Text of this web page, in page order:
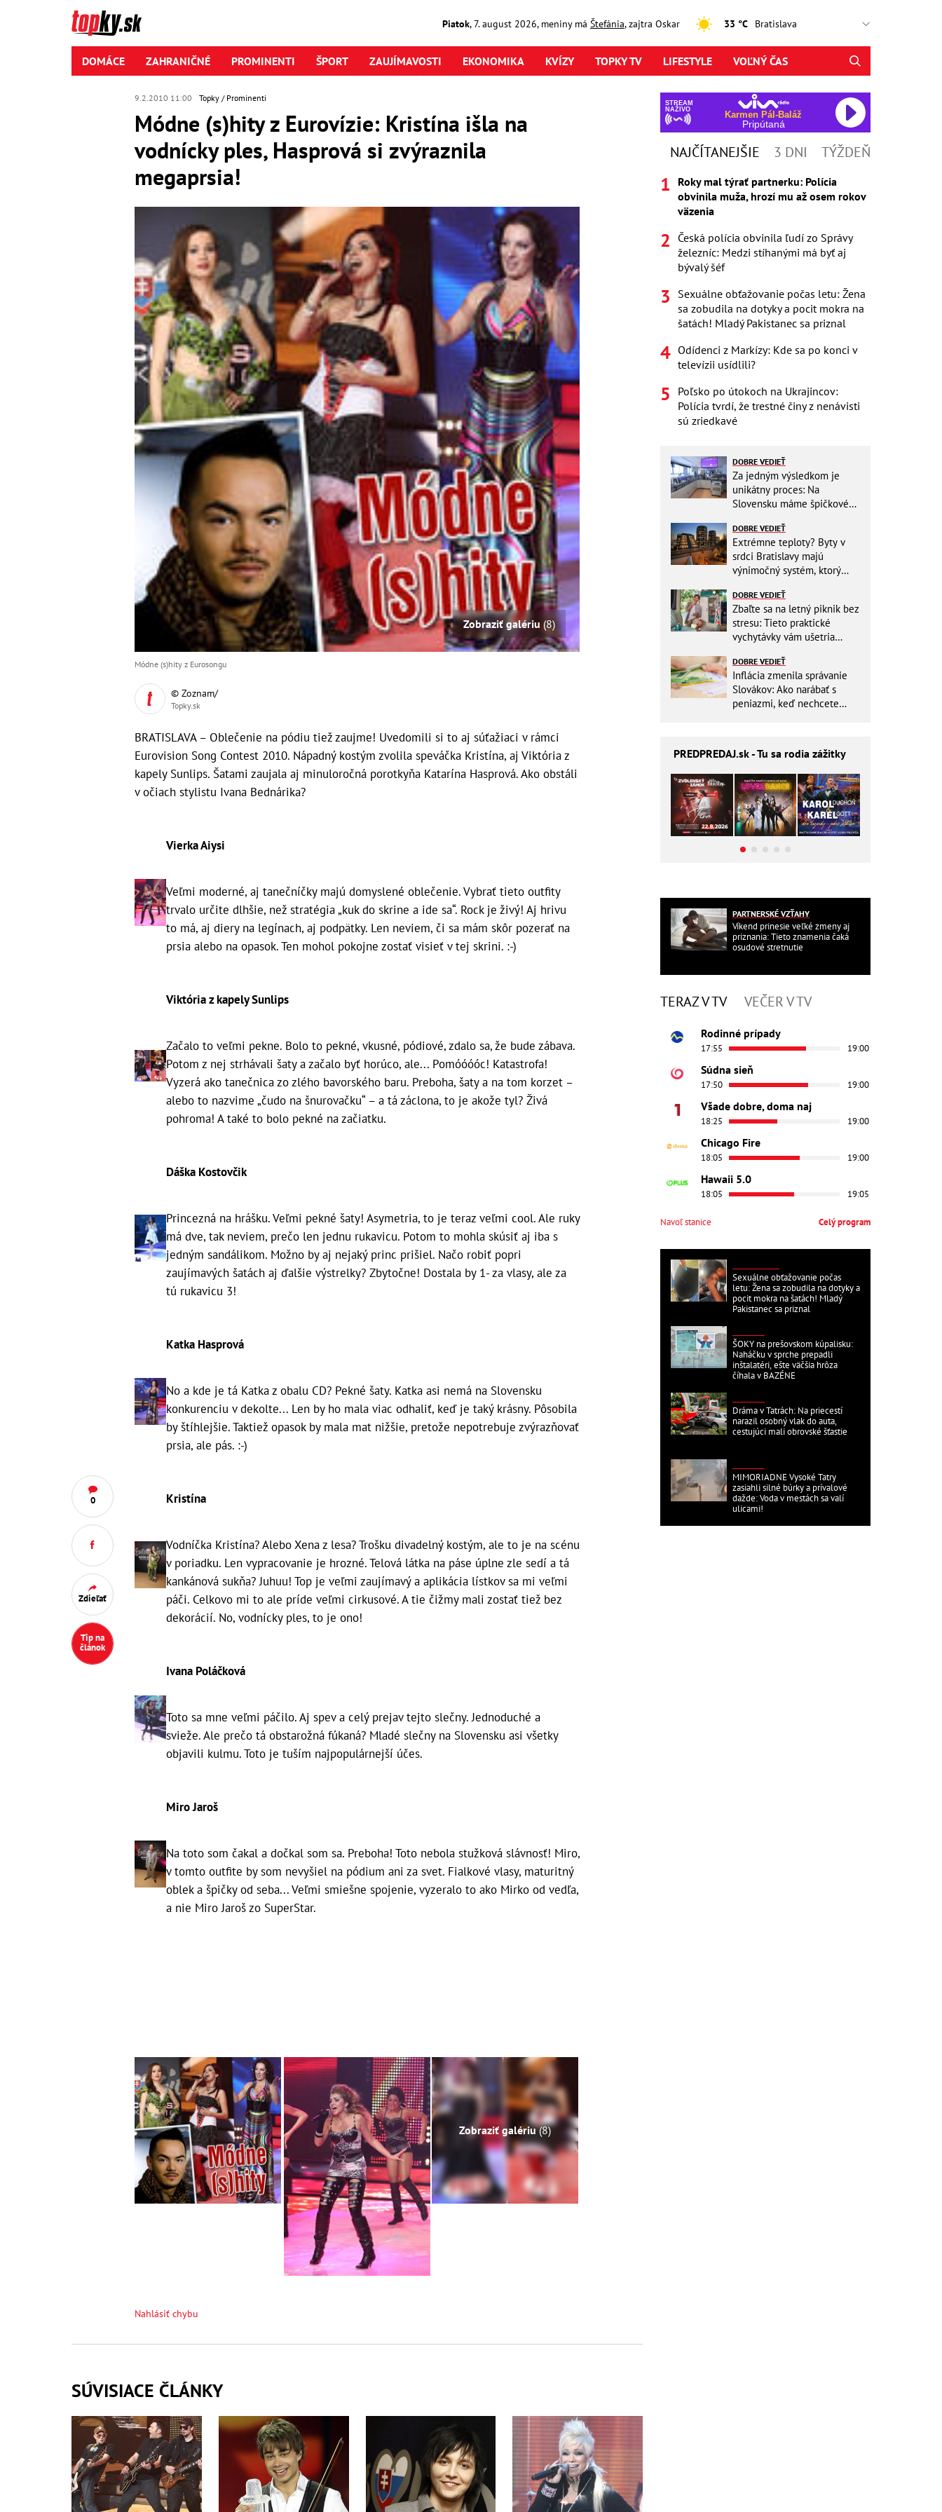
Piatok,7. august2026, meniny má Štefánia, zajtra Oskar 33 °C
DOMÁCE ZAHRANIČNÉ PROMINENTI ŠPORT ZAUJÍMAVOSTI EKONOMIKA KVÍZY TOPKY TV LIFESTYLE VOĽNÝ ČAS
9.2.2010 11:00 Topky Prominenti
Módne (s)hity z Eurovízie: Kristína išla na
vodnícky ples, Hasprová si zvýraznila
megaprsia!
0
Zdieľať
Tip na
článok
Zobraziť galériu (8)
Módne (s)hity z Eurosongu
© Zoznam/
Topky.sk
BRATISLAVA – Oblečenie na pódiu tiež zaujme! Uvedomili si to aj súťažiaci v rámci
Eurovision Song Contest 2010. Nápadný kostým zvolila speváčka Kristína, aj Viktória z
kapely Sunlips. Šatami zaujala aj minuloročná porotkyňa Katarína Hasprová. Ako obstáli
v očiach stylistu Ivana Bednárika?
Vierka Aiysi
Veľmi moderné, aj tanečníčky majú domyslené oblečenie. Vybrať tieto outfity
trvalo určite dlhšie, než stratégia „kuk do skrine a ide sa“. Rock je živý! Aj hrivu
to má, aj diery na legínach, aj podpätky. Len neviem, či sa mám skôr pozerať na
prsia alebo na opasok. Ten mohol pokojne zostať visieť v tej skrini. :-)
Viktória z kapely Sunlips
Začalo to veľmi pekne. Bolo to pekné, vkusné, pódiové, zdalo sa, že bude zábava.
Potom z nej strhávali šaty a začalo byť horúco, ale... Pomóóóóc! Katastrofa!
Vyzerá ako tanečnica zo zlého bavorského baru. Preboha, šaty a na tom korzet –
alebo to nazvime „čudo na šnurovačku“ – a tá záclona, to je akože tyl? Živá
pohroma! A také to bolo pekné na začiatku.
Dáška Kostovčik
Princezná na hrášku. Veľmi pekné šaty! Asymetria, to je teraz veľmi cool. Ale ruky
má dve, tak neviem, prečo len jednu rukavicu. Potom to mohla skúsiť aj iba s
jedným sandálikom. Možno by aj nejaký princ prišiel. Načo robiť popri
zaujímavých šatách aj ďalšie výstrelky? Zbytočne! Dostala by 1- za vlasy, ale za
tú rukavicu 3!
Katka Hasprová
No a kde je tá Katka z obalu CD? Pekné šaty. Katka asi nemá na Slovensku
konkurenciu v dekolte... Len by ho mala viac odhaliť, keď je taký krásny. Pôsobila
by štíhlejšie. Taktiež opasok by mala mat nižšie, pretože nepotrebuje zvýrazňovať
prsia, ale pás. :-)
Kristína
Vodníčka Kristína? Alebo Xena z lesa? Trošku divadelný kostým, ale to je na scénu
v poriadku. Len vypracovanie je hrozné. Telová látka na páse úplne zle sedí a tá
kankánová sukňa? Juhuu! Top je veľmi zaujímavý a aplikácia lístkov sa mi veľmi
páči. Celkovo mi to ale príde veľmi cirkusové. A tie čižmy mali zostať tiež bez
dekorácií. No, vodnícky ples, to je ono!
Ivana Poláčková
Toto sa mne veľmi páčilo. Aj spev a celý prejav tejto slečny. Jednoduché a
svieže. Ale prečo tá obstarožná fúkaná? Mladé slečny na Slovensku asi všetky
objavili kulmu. Toto je tuším najpopulárnejší účes.
Miro Jaroš
Na toto som čakal a dočkal som sa. Preboha! Toto nebola stužková slávnosť! Miro,
v tomto outfite by som nevyšiel na pódium ani za svet. Fialkové vlasy, maturitný
oblek a špičky od seba... Veľmi smiešne spojenie, vyzeralo to ako Mirko od vedľa,
a nie Miro Jaroš zo SuperStar.
Zobraziť galériu(8)
Nahlásiť chybu
SÚVISIACE ČLÁNKY
STREAM
NAŽIVO
Karmen Pál-Baláž
Pripútaná
NAJČÍTANEJŠIE 3 DNI TÝŽDEŇ
Roky mal týrať partnerku: Polícia
obvinila muža, hrozí mu až osem rokov
väzenia
Česká polícia obvinila ľudí zo Správy
železníc: Medzi stíhanými má byť aj
bývalý šéf
Sexuálne obťažovanie počas letu: Žena
sa zobudila na dotyky a pocit mokra na
šatách! Mladý Pakistanec sa priznal
Odídenci z Markízy: Kde sa po konci v
televízii usídlili?
Poľsko po útokoch na Ukrajincov:
Polícia tvrdí, že trestné činy z nenávisti
sú zriedkavé
DOBRE VEDIEŤ
Za jedným výsledkom je
unikátny proces: Na
Slovensku máme špičkové
DOBRE VEDIEŤ
Extrémne teploty? Byty v
srdci Bratislavy majú
výnimočný systém, ktorý
DOBRE VEDIEŤ
Zbaľte sa na letný piknik bez
stresu: Tieto praktické
vychytávky vám ušetria
DOBRE VEDIEŤ
Inflácia zmenila správanie
Slovákov: Ako narábať s
peniazmi, keď nechcete
PREDPREDAJ.sk - Tu sa rodia zážitky
PARTNERSKÉ VZŤAHY
Víkend prinesie veľké zmeny aj
priznania: Tieto znamenia čaká
osudové stretnutie
TERAZ V TV VEČER V TV
Rodinné prípady
17:55 19:00
Súdna sieň
17:50 19:00
Všade dobre, doma naj
18:25 19:00
Chicago Fire
18:05 19:00
Hawaii 5.0
18:05 19:05
Navoľ stanice Celý program
Sexuálne obťažovanie počas
letu: Žena sa zobudila na dotyky a
pocit mokra na šatách! Mladý
Pakistanec sa priznal
ŠOKY na prešovskom kúpalisku:
Naháčku v sprche prepadli
inštalatéri, ešte väčšia hrôza
číhala v BAZÉNE
Dráma v Tatrách: Na priecestí
narazil osobný vlak do auta,
cestujúci mali obrovské šťastie
MIMORIADNE Vysoké Tatry
zasiahli silné búrky a prívalové
dažde: Voda v mestách sa valí
ulicami!